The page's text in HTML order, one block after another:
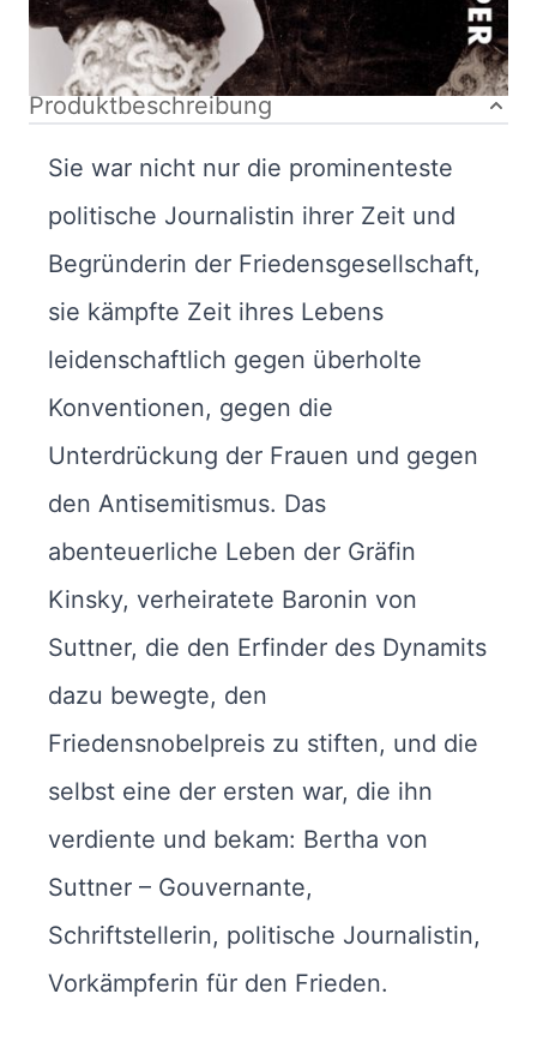
Autor:innenbeschreibung
Produktbeschreibung
Sie war nicht nur die prominenteste
politische Journalistin ihrer Zeit und
Begründerin der Friedensgesellschaft,
sie kämpfte Zeit ihres Lebens
leidenschaftlich gegen überholte
Konventionen, gegen die
Unterdrückung der Frauen und gegen
den Antisemitismus. Das
abenteuerliche Leben der Gräfin
Kinsky, verheiratete Baronin von
Suttner, die den Erfinder des Dynamits
dazu bewegte, den
Friedensnobelpreis zu stiften, und die
selbst eine der ersten war, die ihn
verdiente und bekam: Bertha von
Suttner – Gouvernante,
Schriftstellerin, politische Journalistin,
Vorkämpferin für den Frieden.